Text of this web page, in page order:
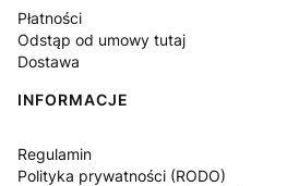
Płatności
Odstąp od umowy tutaj
Dostawa
INFORMACJE
Regulamin
Polityka prywatności (RODO)